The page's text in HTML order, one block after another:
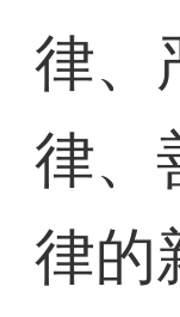
律、
律、
律的